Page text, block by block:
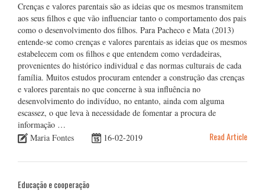
Crenças e valores parentais são as ideias que os mesmos transmitem
aos seus filhos e que vão influenciar tanto o comportamento dos pais
como o desenvolvimento dos filhos. Para Pacheco e Mata (2013)
entende-se como crenças e valores parentais as ideias que os mesmos
estabelecem com os filhos e que entendem como verdadeiras,
provenientes do histórico individual e das normas culturais de cada
família. Muitos estudos procuram entender a construção das crenças
e valores parentais no que concerne à sua influência no
desenvolvimento do indivíduo, no entanto, ainda com alguma
escassez, o que leva à necessidade de fomentar a procura de
informação …
Maria Fontes
16-02-2019 Read Article
Educação e cooperação